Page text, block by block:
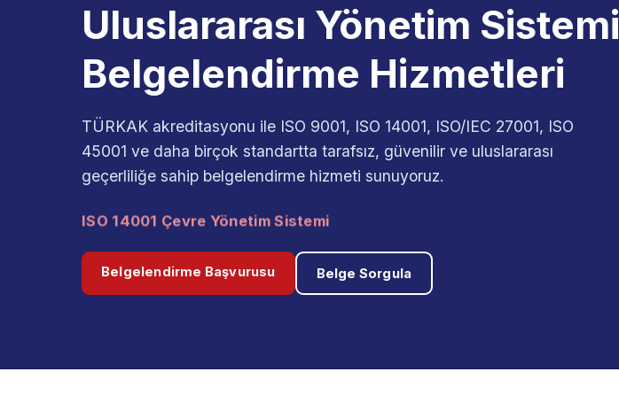
Uluslararası Yönetim Sistemi
Belgelendirme Hizmetleri
TÜRKAK akreditasyonu ile ISO 9001, ISO 14001, ISO/IEC 27001, ISO
45001 ve daha birçok standartta tarafsız, güvenilir ve uluslararası
geçerliliğe sahip belgelendirme hizmeti sunuyoruz.
ISO 45001 İş Sağlığı ve Güvenliği Yönetim Sistemi
Belgelendirme Başvurusu Belge Sorgula